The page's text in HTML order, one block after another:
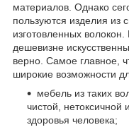
материалов. Однако
пользуются изделия из
изготовленных
дешевизне
верно. Самое главное,
широкие возможности
мебель из таких
чистой, нетоксичной
здоровья человека;